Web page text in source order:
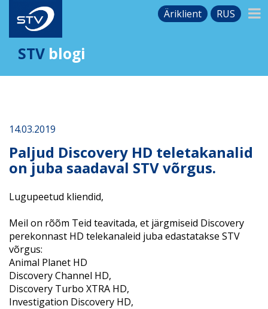
Äriklient RUS
STV blogi
14.03.2019
Paljud Discovery HD teletakanalid
on juba saadaval STV võrgus.
Lugupeetud kliendid,
Meil on rõõm Teid teavitada, et järgmiseid Discovery
perekonnast HD telekanaleid juba edastatakse STV
võrgus:
Animal Planet HD
Discovery Channel HD,
Discovery Turbo XTRA HD,
Investigation Discovery HD,